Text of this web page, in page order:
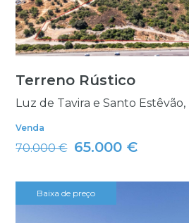
Terreno Rústico
Luz de Tavira e Santo Estêvão,
Venda
70.000 € 65.000 €
Baixa de preço